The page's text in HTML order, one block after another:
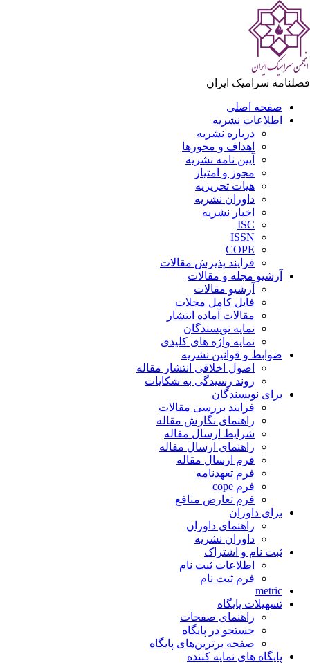
سرامیک ایران
صفحه اصلی
اطلاعات نشریه
درباره نشریه
اهداف و محورها
آیین نامه نشریه
مجوز و امتیاز
هیات تحریریه
داوران نشریه
اخبار نشریه
ISC
ISSN
COPE
فرایند پذیرش مقالات
آرشیو مجله و مقالات
آرشیو مقالات
فایل کامل مجلات
مقالات آماده انتشار
نمایه نویسندگان
نمایه واژه های کلیدی
ضوابط و قوانین نشریه
اصول اخلاقی انتشار مقاله
روند رسیدگی به شکایات
برای نویسندگان
فرایند بررسی مقالات
راهنمای نگارش مقاله
شرایط ارسال مقاله
راهنمای ارسال مقاله
فرم ارسال مقاله
فرم تعهدنامه
فرم cope
فرم تعارض منافع
برای داوران
راهنمای داوران
داوران نشریه
ثبت نام و اشتراک
اطلاعات ثبت نام
فرم ثبت نام
metric
تسهیلات پایگاه
راهنمای صفحات
جستجو در پایگاه
صفحه برترین‌های پایگاه
پایگاه های نمایه کننده